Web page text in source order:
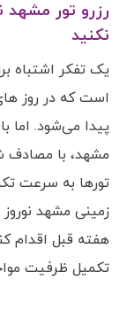
نکنید
است که در روز
پیدا می‌شود. اما
مشهد، با مصادف
تورها به سرعت
زمینی مشهد نوروز
هفته قبل اقدام
تکمیل ظرفیت